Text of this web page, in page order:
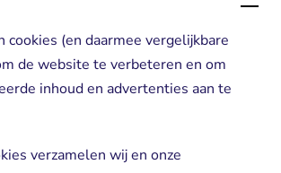
cookies (en daarmee vergelijkbare
de website te verbeteren en om
inhoud en advertenties aan te
verzamelen wij en onze
naar